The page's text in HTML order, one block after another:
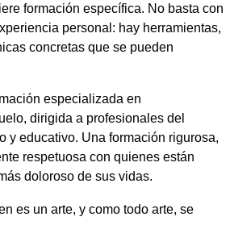
formación específica. No basta con
personal: hay herramientas,
concretas que se pueden
especializada en
dirigida a profesionales del
y educativo. Una formación rigurosa,
respetuosa con quienes están
doloroso de sus vidas.
es un arte, y como todo arte, se